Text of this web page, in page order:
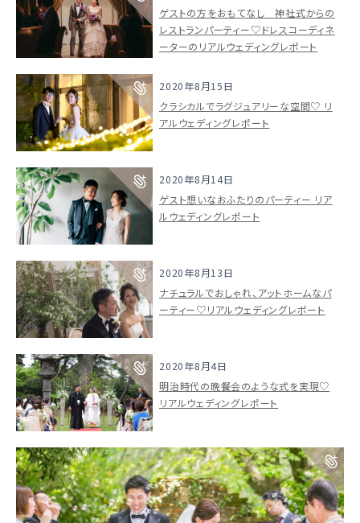
ウェディングマガジン
結婚式場を探す
ドレスブランド
スタイル別
フォトウエディング
神社結婚式 お問い合わせ
ゲストの方をおもてなし 神社式からの
レストランパーティー♡ドレスコーディネ
ーターのリアルウェディングレポート
2020年8月15日
クラシカルでラグジュアリーな空間♡ リ
アルウェディングレポート
2020年8月14日
ゲスト想いなおふたりのパーティー リア
ルウェディングレポート
2020年8月13日
ナチュラルでおしゃれ、アットホームなパ
ーティー♡リアルウェディングレポート
2020年8月4日
明治時代の晩餐会のような式を実現♡
リアルウェディングレポート